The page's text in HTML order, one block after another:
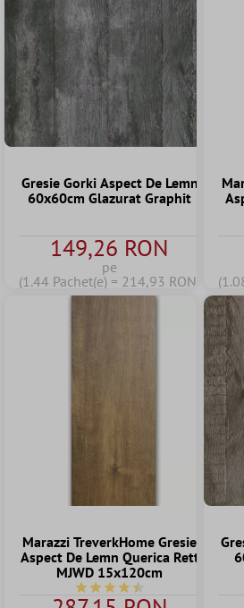
Gresie Gorki Aspect De Lemn
60x60cm Glazurat Graphit
149,26 RON
pe
(1.44 Pachet(e) = 214,93 RON)
Marazzi TreverkHome Gresie
Aspect De Lemn Querica Rett
MJWD 15x120cm
Durchschnittliche